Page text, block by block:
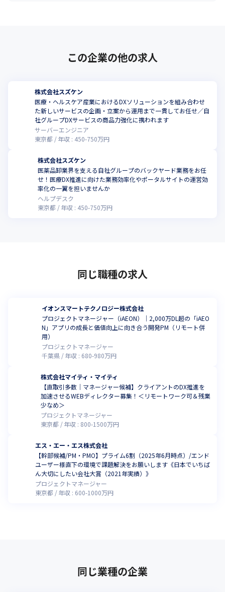
この企業の他の求人
株式会社スズケン
医療・ヘルスケア産業におけるDXソリューションを組み合わせ
た新しいサービスの企画・立案から運用まで一貫してお任せ／自
社グループDXサービスの商品力強化に携われます
サーバーエンジニア
東京都
年収 : 450-750万円
株式会社スズケン
医薬品卸業界を支える自社グループのバックヤード業務をお任
せ！医療DX推進に向けた業務効率化やポータルサイトの運営効
率化の一翼を担いませんか
ヘルプデスク
東京都
年収 : 450-750万円
同じ職種の求人
イオンスマートテクノロジー株式会社
プロジェクトマネージャー（iAEON）｜2,000万DL超の「iAEO
N」アプリの成長と価値向上に向き合う開発PM（リモート併
用）
プロジェクトマネージャー
千葉県
年収 : 680-980万円
株式会社マイティ・マイティ
【直取引多数｜マネージャー候補】クライアントのDX推進を
加速させるWEBディレクター募集！＜リモートワーク可＆残業
少なめ＞
プロジェクトマネージャー
東京都
年収 : 800-1500万円
エス・エー・エス株式会社
【幹部候補/PM・PMO】プライム6割（2025年6月時点）/エンド
ユーザー様直下の環境で課題解決をお願いします《日本でいちば
ん大切にしたい会社大賞（2021年実績）》
プロジェクトマネージャー
東京都
年収 : 600-1000万円
同じ業種の企業